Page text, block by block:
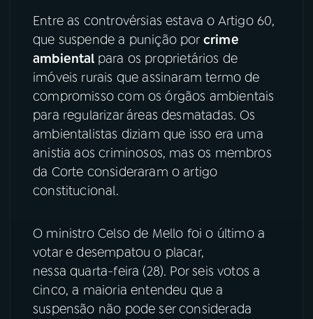
Instagram X
TikTok
Entre as controvérsias estava o Artigo 60,
que suspende a punição por crime
ambiental para os proprietários de
imóveis rurais que assinaram termo de
compromisso com os órgãos ambientais
para regularizar áreas desmatadas. Os
ambientalistas diziam que isso era uma
anistia aos criminosos, mas os membros
da Corte consideraram o artigo
constitucional.
O ministro Celso de Mello foi o último a
votar e desempatou o placar,
nessa quarta-feira (28). Por seis votos a
cinco, a maioria entendeu que a
suspensão não pode ser considerada